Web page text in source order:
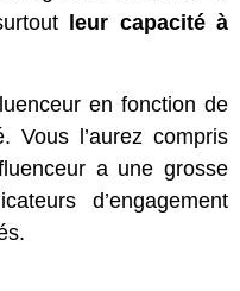
leur capacité à
en fonction de
Vous l’aurez compris
a une grosse
d’engagement